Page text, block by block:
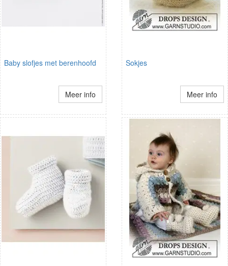
Baby slofjes met berenhoofd
Meer info
Sokjes
Meer info